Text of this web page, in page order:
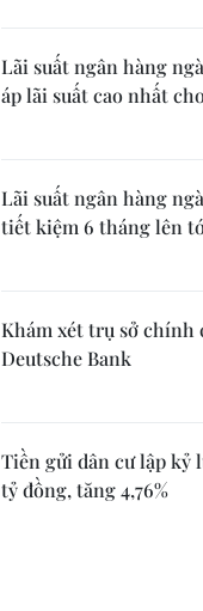
Lãi suất ngân hàng
áp lãi suất cao nhất
Lãi suất ngân hàng
tiết kiệm 6 tháng lên
Khám xét trụ sở chính
Deutsche Bank
Tiền gửi dân cư lập kỷ
tỷ đồng, tăng 4,76%